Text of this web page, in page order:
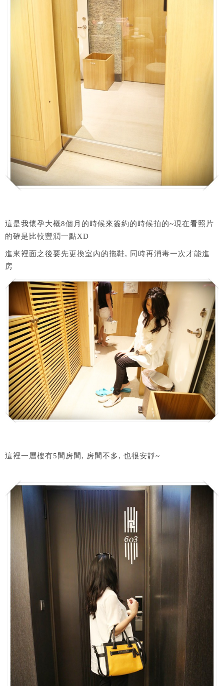
這是我懷孕大概8個月的時候來簽約的時候拍的~現在看照片
的確是比較豐潤一點XD
進來裡面之後要先更換室內的拖鞋, 同時再消毒一次才能進
房
這裡一層樓有5間房間, 房間不多, 也很安靜~